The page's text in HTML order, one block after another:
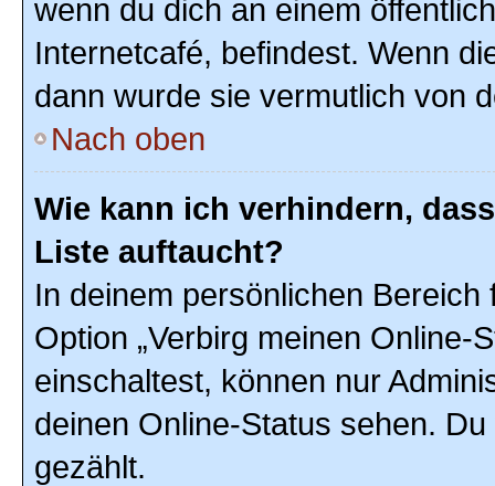
wenn du dich an einem
Internetcafé, befindest. Wenn
dann wurde sie vermutlich von
Nach oben
Wie kann ich verhindern,
Liste auftaucht?
In deinem persönlichen
Option „Verbirg meinen Online-
einschaltest, können nur
deinen Online-Status sehen.
gezählt.